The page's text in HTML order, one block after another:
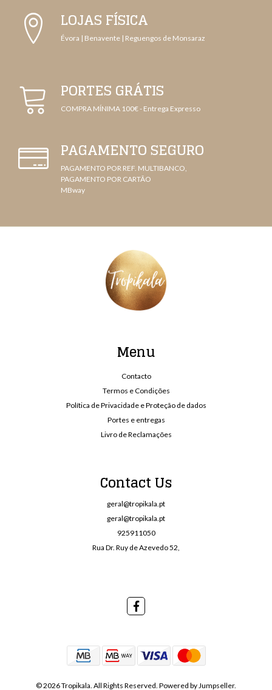
LOJAS FÍSICA
Évora | Benavente | Reguengos de Monsaraz
PORTES GRÁTIS
COMPRA MÍNIMA 100€ - Entrega Expresso
PAGAMENTO SEGURO
PAGAMENTO POR REF. MULTIBANCO,
PAGAMENTO POR CARTÃO
MBway
Menu
Contacto
Termos e Condições
Política de Privacidade e Proteção de dados
Portes e entregas
Livro de Reclamações
Contact Us
geral@tropikala.pt
geral@tropikala.pt
925911050
Rua Dr. Ruy de Azevedo 52,
© 2026 Tropikala. All Rights Reserved. Powered by Jumpseller.